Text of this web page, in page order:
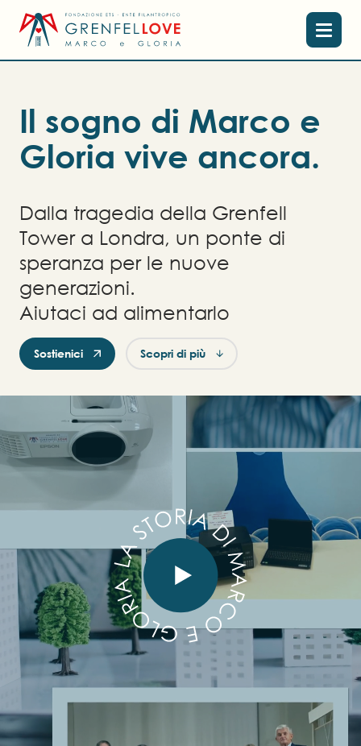
Il sogno di Marco e
Gloria vive ancora.
Dalla tragedia della Grenfell
Tower a Londra, un ponte di
speranza per le nuove
generazioni.
Aiutaci ad alimentarlo
Sostienici Scopri di più